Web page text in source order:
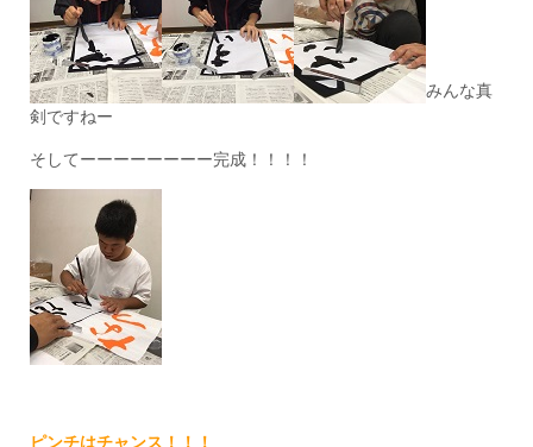
みんな真
剣ですねー
そしてーーーーーーーー完成！！！！
ピンチはチャンス！！！